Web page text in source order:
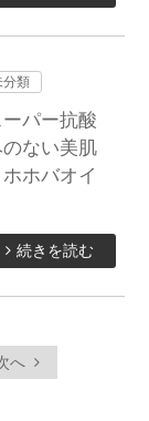
分類
パー抗酸
ない美肌
ホバオイ
続きを読む
へ